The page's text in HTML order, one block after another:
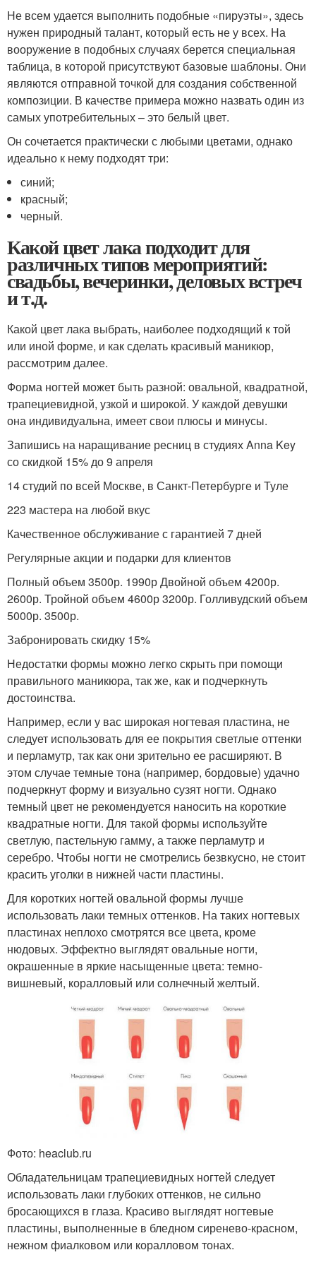
Не всем удается выполнить подобные «пируэты», здесь
нужен природный талант, который есть не у всех. На
вооружение в подобных случаях берется специальная
таблица, в которой присутствуют базовые шаблоны. Они
являются отправной точкой для создания собственной
композиции. В качестве примера можно назвать один из
самых употребительных – это белый цвет.
Он сочетается практически с любыми цветами, однако
идеально к нему подходят три:
синий;
красный;
черный.
Какой цвет лака подходит для
различных типов мероприятий:
свадьбы, вечеринки, деловых встреч
и т.д.
Какой цвет лака выбрать, наиболее подходящий к той
или иной форме, и как сделать красивый маникюр,
рассмотрим далее.
Форма ногтей может быть разной: овальной, квадратной,
трапециевидной, узкой и широкой. У каждой девушки
она индивидуальна, имеет свои плюсы и минусы.
Запишись на наращивание ресниц в студиях Anna Key
со скидкой 15% до 9 апреля
14 студий по всей Москве, в Санкт-Петербурге и Туле
223 мастера на любой вкус
Качественное обслуживание с гарантией 7 дней
Регулярные акции и подарки для клиентов
Полный объем 3500р. 1990р Двойной объем 4200р.
2600р. Тройной объем 4600р 3200р. Голливудский объем
5000р. 3500р.
Забронировать скидку 15%
Недостатки формы можно легко скрыть при помощи
правильного маникюра, так же, как и подчеркнуть
достоинства.
Например, если у вас широкая ногтевая пластина, не
следует использовать для ее покрытия светлые оттенки
и перламутр, так как они зрительно ее расширяют. В
этом случае темные тона (например, бордовые) удачно
подчеркнут форму и визуально сузят ногти. Однако
темный цвет не рекомендуется наносить на короткие
квадратные ногти. Для такой формы используйте
светлую, пастельную гамму, а также перламутр и
серебро. Чтобы ногти не смотрелись безвкусно, не стоит
красить уголки в нижней части пластины.
Для коротких ногтей овальной формы лучше
использовать лаки темных оттенков. На таких ногтевых
пластинах неплохо смотрятся все цвета, кроме
нюдовых. Эффектно выглядят овальные ногти,
окрашенные в яркие насыщенные цвета: темно-
вишневый, коралловый или солнечный желтый.
Фото: heaclub.ru
Обладательницам трапециевидных ногтей следует
использовать лаки глубоких оттенков, не сильно
бросающихся в глаза. Красиво выглядят ногтевые
пластины, выполненные в бледном сиренево-красном,
нежном фиалковом или коралловом тонах.